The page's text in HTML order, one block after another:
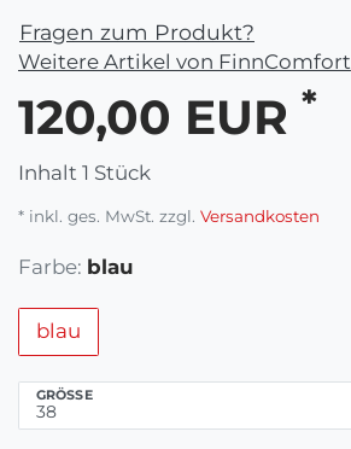
Fragen zum Produkt?
Weitere Artikel von FinnComfort
120,00 EUR *
Inhalt 1 Stück
* inkl. ges. MwSt. zzgl. Versandkosten
Farbe: blau
blau
GRÖSSE